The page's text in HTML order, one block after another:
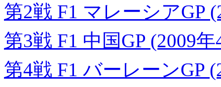
第2戦 F1 マレーシアGP
第3戦 F1 中国GP (2009
第4戦 F1 バーレーンGP